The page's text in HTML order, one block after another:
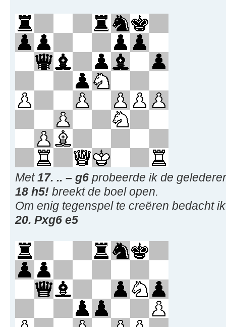
Met17. .. – g6 probeerde ik de
18 h5! breekt de boel open.
Om enig tegenspel te creëren bedacht
20. Pxg6 e5